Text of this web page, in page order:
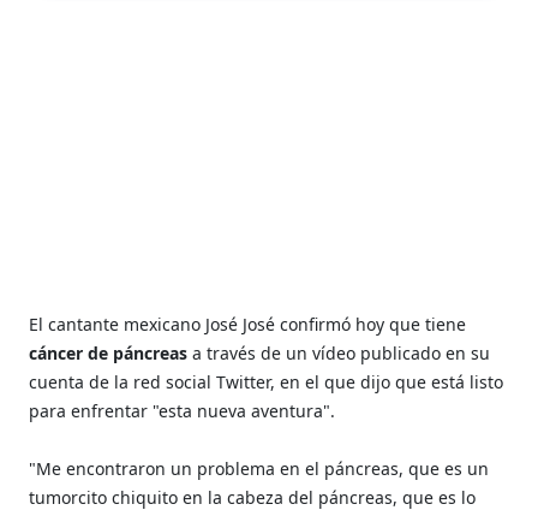
El cantante mexicano José José confirmó hoy que tiene
cáncer de páncreasa través de un vídeo publicado en su
cuenta de la red social Twitter, en el que dijo que está listo
para enfrentar "esta nueva aventura".
"Me encontraron un problema en el páncreas, que es un
tumorcito chiquito en la cabeza del páncreas, que es lo